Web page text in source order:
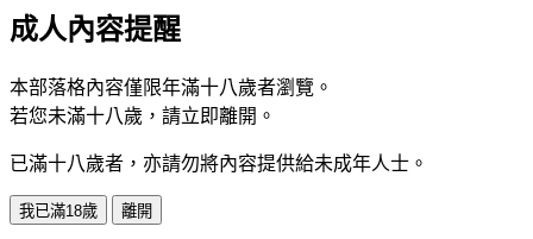
成人內容提醒
本部落格內容僅限年滿十八歲者瀏覽。
若您未滿十八歲，請立即離開。
已滿十八歲者，亦請勿將內容提供給未成年人士。
我已滿18歲 離開